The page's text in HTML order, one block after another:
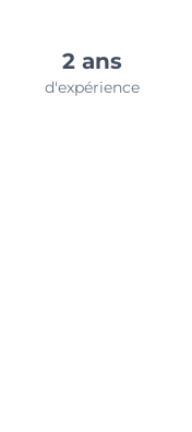
2 ans
d'expérience